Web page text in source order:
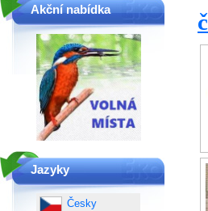
Akční nabídka
Jazyky
Česky